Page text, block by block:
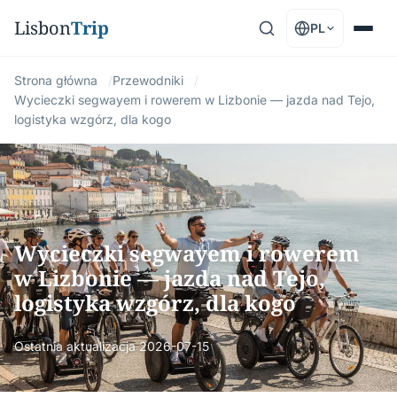
LisbonTrip PL
Strona główna
Przewodniki
Wycieczki segwayem i rowerem w Lizbonie — jazda nad Tejo,
logistyka wzgórz, dla kogo
Wycieczki segwayem i rowerem
w Lizbonie — jazda nad Tejo,
logistyka wzgórz, dla kogo
Ostatnia aktualizacja2026-07-15